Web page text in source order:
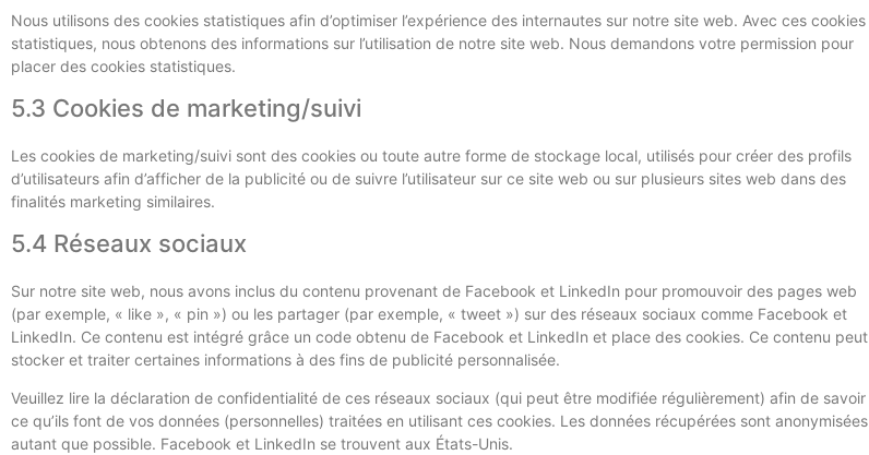
Nous utilisons des cookies statistiques afin d’optimiser l’expérience des internautes sur notre site web. Avec ces cookies
statistiques, nous obtenons des informations sur l’utilisation de notre site web. Nous demandons votre permission pour
placer des cookies statistiques.
5.3 Cookies de marketing/suivi
Les cookies de marketing/suivi sont des cookies ou toute autre forme de stockage local, utilisés pour créer des profils
d’utilisateurs afin d’afficher de la publicité ou de suivre l’utilisateur sur ce site web ou sur plusieurs sites web dans des
finalités marketing similaires.
5.4 Réseaux sociaux
Sur notre site web, nous avons inclus du contenu provenant de Facebook et LinkedIn pour promouvoir des pages web
(par exemple, « like », « pin ») ou les partager (par exemple, « tweet ») sur des réseaux sociaux comme Facebook et
LinkedIn. Ce contenu est intégré grâce un code obtenu de Facebook et LinkedIn et place des cookies. Ce contenu peut
stocker et traiter certaines informations à des fins de publicité personnalisée.
Veuillez lire la déclaration de confidentialité de ces réseaux sociaux (qui peut être modifiée régulièrement) afin de savoir
ce qu’ils font de vos données (personnelles) traitées en utilisant ces cookies. Les données récupérées sont anonymisées
autant que possible. Facebook et LinkedIn se trouvent aux États-Unis.